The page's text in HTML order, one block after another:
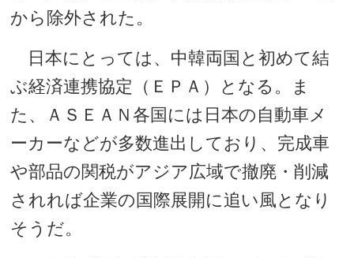
から除外された。
日本にとっては、中韓両国と初めて結
ぶ経済連携協定（ＥＰＡ）となる。ま
た、ＡＳＥＡＮ各国には日本の自動車メ
ーカーなどが多数進出しており、完成車
や部品の関税がアジア広域で撤廃・削減
されれば企業の国際展開に追い風となり
そうだ。